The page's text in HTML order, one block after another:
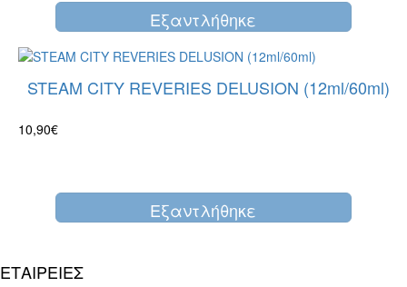
Eξαντλήθηκε
STEAM CITY REVERIES DELUSION (12ml/60ml)
10,90€
Eξαντλήθηκε
ΕΤΑΙΡΕΙΕΣ